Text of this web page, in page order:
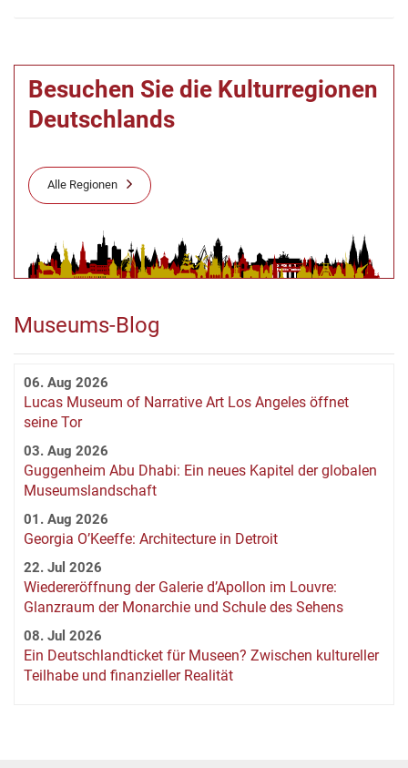
Besuchen Sie die Kulturregionen
Deutschlands
Alle Regionen
Museums-Blog
06. Aug 2026
Lucas Museum of Narrative Art Los Angeles öffnet
seine Tor
03. Aug 2026
Guggenheim Abu Dhabi: Ein neues Kapitel der globalen
Museumslandschaft
01. Aug 2026
Georgia O’Keeffe: Architecture in Detroit
22. Jul 2026
Wiedereröffnung der Galerie d’Apollon im Louvre:
Glanzraum der Monarchie und Schule des Sehens
08. Jul 2026
Ein Deutschlandticket für Museen? Zwischen kultureller
Teilhabe und finanzieller Realität